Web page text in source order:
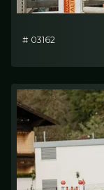
# 03162